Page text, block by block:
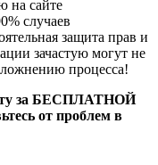
на сайте
случаев
защита прав и
зачастую могут не
процесса!
за БЕСПЛАТНОЙ
от проблем в